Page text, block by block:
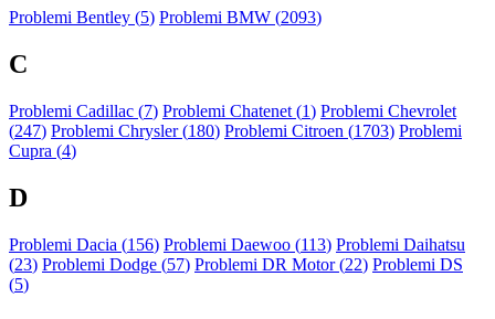
Problemi Bentley (5) Problemi BMW (2093)
C
Problemi Cadillac (7) Problemi Chatenet (1) Problemi Chevrolet
(247) Problemi Chrysler (180) Problemi Citroen (1703) Problemi
Cupra (4)
D
Problemi Dacia (156) Problemi Daewoo (113) Problemi Daihatsu
(23) Problemi Dodge (57) Problemi DR Motor (22) Problemi DS
(5)